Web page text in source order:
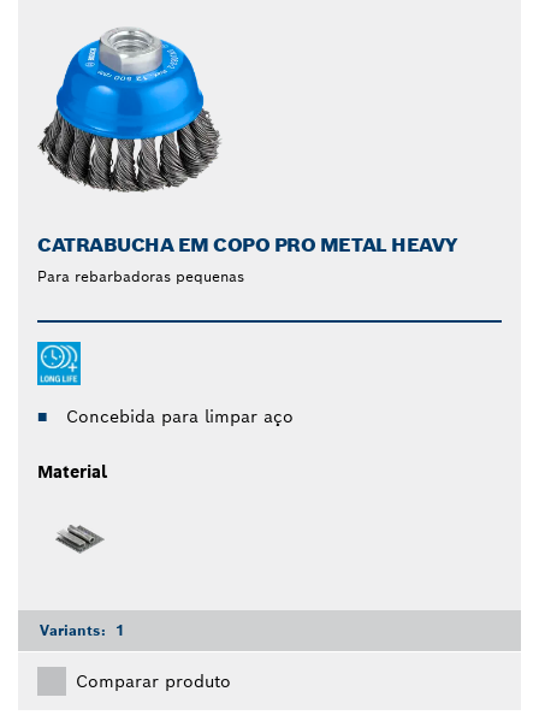
CATRABUCHA EM COPO PRO METAL HEAVY
Para rebarbadoras pequenas
Concebida para limpar aço
Material
Variants: 1
Comparar produto